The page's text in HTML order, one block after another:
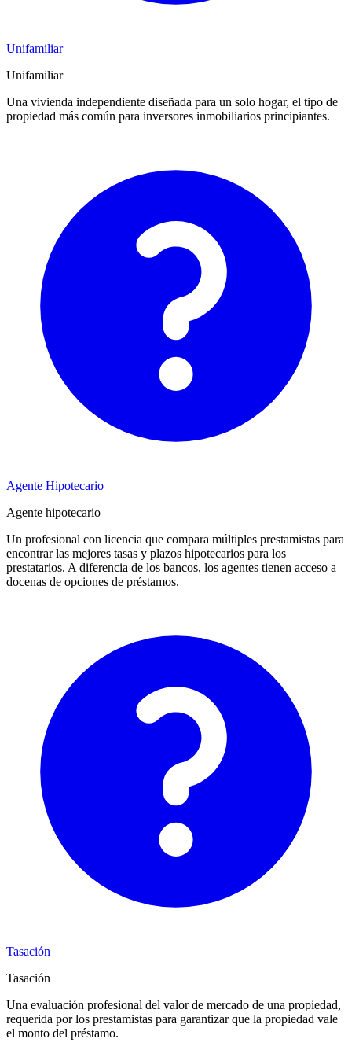
Unifamiliar
Unifamiliar
Una vivienda independiente diseñada para un solo hogar, el tipo de
propiedad más común para inversores inmobiliarios principiantes.
Agente Hipotecario
Agente hipotecario
Un profesional con licencia que compara múltiples prestamistas para
encontrar las mejores tasas y plazos hipotecarios para los
prestatarios. A diferencia de los bancos, los agentes tienen acceso a
docenas de opciones de préstamos.
Tasación
Tasación
Una evaluación profesional del valor de mercado de una propiedad,
requerida por los prestamistas para garantizar que la propiedad vale
el monto del préstamo.